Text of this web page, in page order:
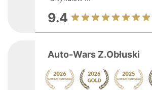
9.4
Auto-Wars Z.Obłuski